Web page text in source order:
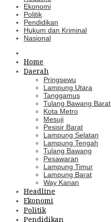
Ekonomi
Politik
Pendidikan
Hukum dan Kriminal
Nasional
Home
Daerah
Pringsewu
Lampung Utara
Tanggamus
Tulang Bawang Barat
Kota Metro
Mesuji
Pesisir Barat
Lampung Selatan
Lampung Tengah
Tulang Bawang
Pesawaran
Lampung Timur
Lampung Barat
Way Kanan
Headline
Ekonomi
Politik
Pendidikan